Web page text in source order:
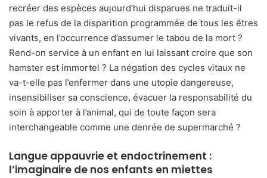
recréer des espèces aujourd’hui disparues ne traduit-il
pas le refus de la disparition programmée de tous les êtres
vivants, en l’occurrence d’assumer le tabou de la mort ?
Rend-on service à un enfant en lui laissant croire que son
hamster est immortel ? La négation des cycles vitaux ne
va-t-elle pas l’enfermer dans une utopie dangereuse,
insensibiliser sa conscience, évacuer la responsabilité du
soin à apporter à l’animal, qui de toute façon sera
interchangeable comme une denrée de supermarché ?
Langue appauvrie et endoctrinement :
l’imaginaire de nos enfants en miettes